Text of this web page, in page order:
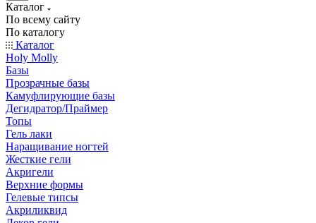
Каталог
По всему сайту
По каталогу
Каталог
Holy Molly
Базы
Прозрачные базы
Камуфлирующие базы
Дегидратор/Праймер
Топы
Гель лаки
Наращивание ногтей
Жесткие гели
Акригели
Верхние формы
Гелевые типсы
Акриликвид